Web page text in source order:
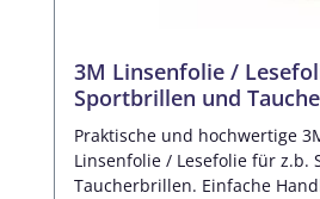
3M Linsenfolie /
Sportbrillen und
zuschneidbar)
Praktische und hochwertige
Linsenfolie / Lesefolie für z.b.
Taucherbrillen. Einfache